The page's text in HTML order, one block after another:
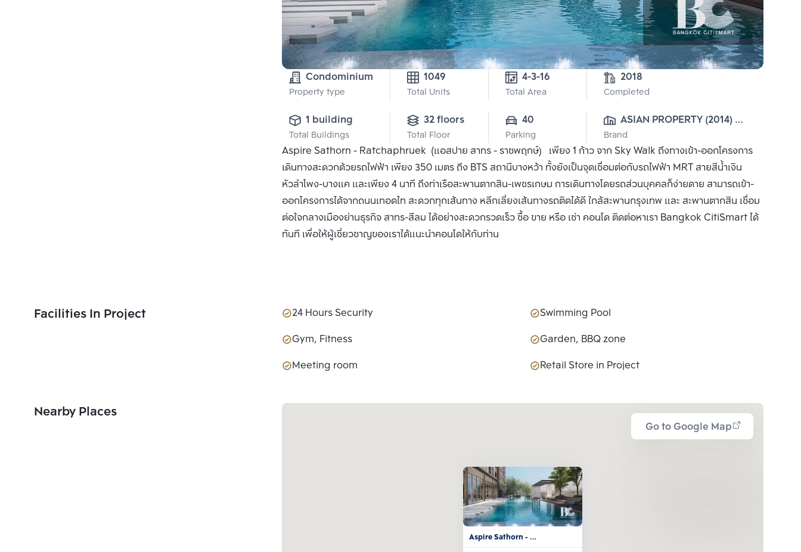
Condominium
Property type
1049
Total Units
4-3-16
Total Area
2018
Completed
1 building
Total Buildings
32 floors
Total Floor
40
Parking
ASIAN PROPERTY (2014)
CO., LTD.
Brand
Aspire Sathorn - Ratchaphruek (แอสปาย สาทร - ราชพฤกษ์) เพียง 1 ก้าว จาก Sky Walk ถึงทางเข้า-ออกโครงการ
เดินทางสะดวกด้วยรถไฟฟ้า เพียง 350 เมตร ถึง BTS สถานีบางหว้า ทั้งยังเป็นจุดเชื่อมต่อกับรถไฟฟ้า MRT สายสีน้ำเงิน
หัวลำโพง-บางแค และเพียง 4 นาที ถึงท่าเรือสะพานตากสิน-เพชรเกษม การเดินทางโดยรถส่วนบุคคลก็ง่ายดาย สามารถเข้า-
ออกโครงการได้จากถนนเทอดไท สะดวกทุกเส้นทาง หลีกเลี่ยงเส้นทางรถติดได้ดี ใกล้สะพานกรุงเทพ และ สะพานตากสิน เชื่อม
ต่อใจกลางเมืองย่านธุรกิจ สาทร-สีลม ได้อย่างสะดวกรวดเร็ว ซื้อ ขาย หรือ เช่า คอนโด ติดต่อหาเรา Bangkok CitiSmart ได้
ทันที เพื่อให้ผู้เชี่ยวชาญของเราได้แนะนำคอนโดให้กับท่าน
Facilities In Project 24 Hours Security
Swimming Pool
Gym, Fitness
Garden, BBQ zone
Meeting room
Retail Store in Project
Nearby Places
Go to Google Map
Aspire Sathorn -